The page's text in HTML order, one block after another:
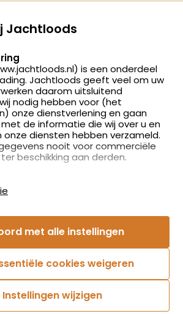
13:00 - 17:00 én 18:00 - 21:00
voor uw volgende bestelling.
van het laatste nieuws
Jachtloods
is een onderdeel
Jachtloods geeft veel om uw
daarom uitsluitend
nodig hebben voor (het
onze dienstverlening en gaan
de informatie die wij over u en
onze diensten hebben verzameld.
nooit voor commerciële
beschikking aan derden.
effectief de Adwords-
Dekkers trading bij Google
zijn. De aldus verkregen
met inbegrip van het adres van
adres), overgebracht naar en
op servers in de
Lees het privacybeleid van
informatie. U treft ook het
met alle instellingen
cookies weigeren
Instellingen wijzigen